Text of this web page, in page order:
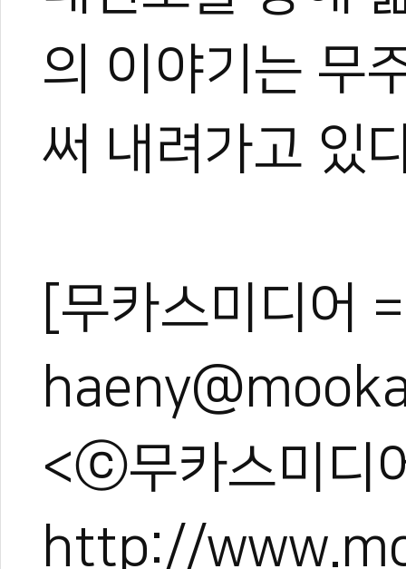
의 이야기는 무
써 내려가고 있
[무카스미디어
<ⓒ무카스미디
http://